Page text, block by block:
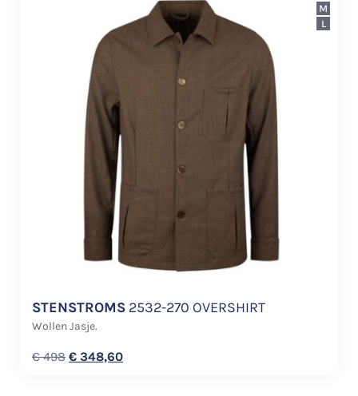
STENSTROMS 2532-270 OVERSHIRT
Wollen Jasje.
€498 € 348,60
M
L